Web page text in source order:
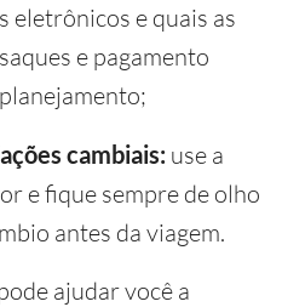
eletrônicos e quais as
e pagamento
cambiais: use a
e fique sempre de olho
antes da viagem.
ajudar você a